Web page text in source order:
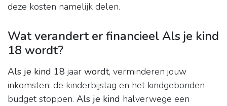
deze kosten namelijk delen.
Wat verandert er financieel Als je kind
18 wordt?
Als je kind 18 jaar wordt, verminderen jouw
inkomsten: de kinderbijslag en het kindgebonden
budget stoppen. Als je kind halverwege een